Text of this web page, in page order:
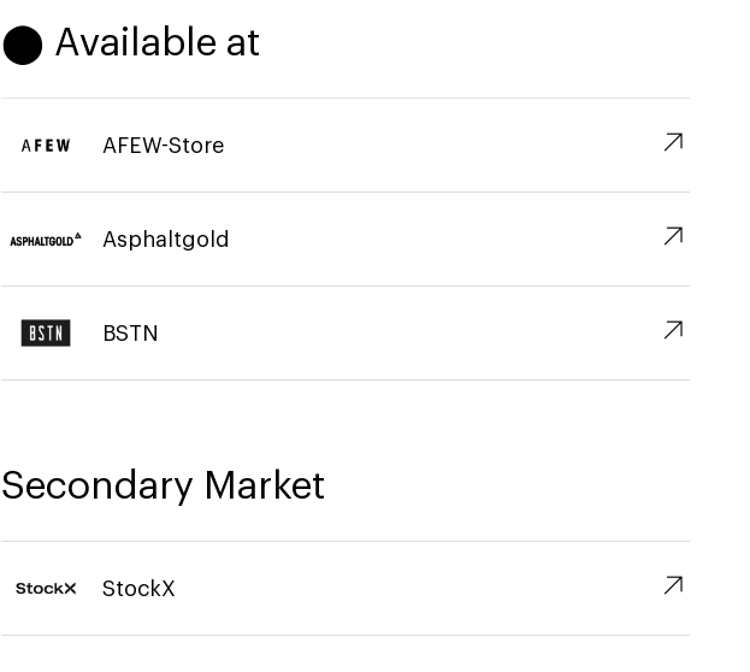
⬤ Available at
AFEW-Store ↗︎
Asphaltgold ↗︎
BSTN ↗︎
Secondary Market
StockX ↗︎